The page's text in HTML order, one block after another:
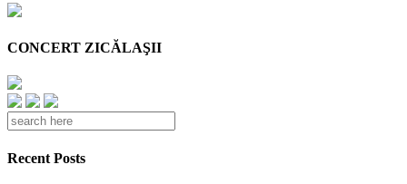
CONCERT ZICĂLAŞII
Recent Posts